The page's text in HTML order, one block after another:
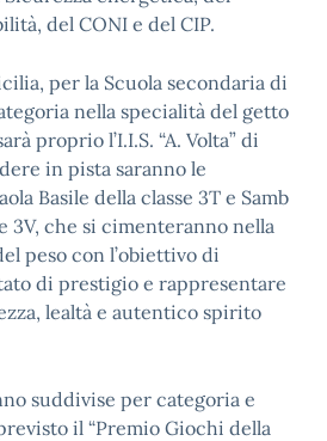
del CONI e del CIP.
per la Scuola secondaria di
nella specialità del getto
proprio l’I.I.S. “A. Volta” di
in pista saranno le
Basile della classe 3T e Samb
3V, che si cimenteranno nella
peso con l’obiettivo di
di prestigio e rappresentare
lealtà e autentico spirito
suddivise per categoria e
il “Premio Giochi della